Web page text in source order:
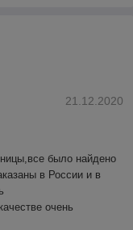
21.12.2020
было найдено
в России и в
очень